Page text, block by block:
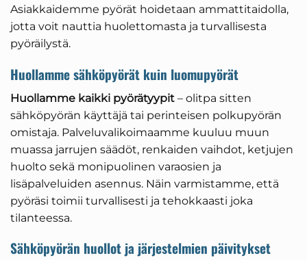
Asiakkaidemme pyörät hoidetaan ammattitaidolla,
jotta voit nauttia huolettomasta ja turvallisesta
pyöräilystä.
Huollamme sähköpyörät kuin luomupyörät
Huollamme kaikki pyörätyypit – olitpa sitten
sähköpyörän käyttäjä tai perinteisen polkupyörän
omistaja. Palveluvalikoimaamme kuuluu muun
muassa jarrujen säädöt, renkaiden vaihdot, ketjujen
huolto sekä monipuolinen varaosien ja
lisäpalveluiden asennus. Näin varmistamme, että
pyöräsi toimii turvallisesti ja tehokkaasti joka
tilanteessa.
Sähköpyörän huollot ja järjestelmien päivitykset